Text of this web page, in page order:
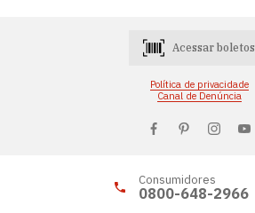
Acessar boletos
Política de privacidade
Canal de Denúncia
Consumidores
0800-648-2966